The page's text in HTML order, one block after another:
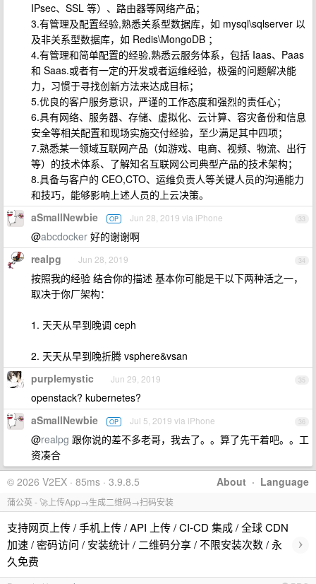
IPsec、SSL 等）、路由器等网络产品；
3.有管理及配置经验,熟悉关系型数据库，如 mysql\sqlserver 以
及非关系型数据库，如 Redis\MongoDB ；
4.有管理和简单配置的经验,熟悉云服务体系，包括 Iaas、Paas
和 Saas.或者有一定的开发或者运维经验，极强的问题解决能
力，习惯于寻找创新方法来达成目标；
5.优良的客户服务意识，严谨的工作态度和强烈的责任心；
6.具有网络、服务器、存储、虚拟化、云计算、容灾备份和信息
安全等相关配置和现场实施交付经验，至少满足其中四项；
7.熟悉某一领域互联网产品（如游戏、电商、视频、物流、出行
等）的技术体系、了解知名互联网公司典型产品的技术架构；
8.具备与客户的 CEO,CTO、运维负责人等关键人员的沟通能力
和技巧，能够影响上述人员的上云决策。
33
aSmallNewbie OP Jun 28, 2019 via iPhone
@abcdocker 好的谢谢啊
34
realpg Jun 28, 2019
按照我的经验 结合你的描述 基本你可能是干以下两种活之一，
取决于你厂架构：
1. 天天从早到晚调 ceph
2. 天天从早到晚折腾 vsphere&vsan
35
purplemystic Jun 29, 2019
openstack? kubernetes?
36
aSmallNewbie OP Jul 5, 2019 via iPhone
@realpg 跟你说的差不多老哥，我去了。。算了先干着吧。。工
资凑合
About · Language
© 2026 V2EX · 85ms · 3.9.8.5
蒲公英 - 🚀上传App→生成二维码→扫码安装
支持网页上传 / 手机上传 / API 上传 / CI-CD 集成 / 全球 CDN
加速 / 密码访问 / 安装统计 / 二维码分享 / 不限安装次数 / 永
久免费
›